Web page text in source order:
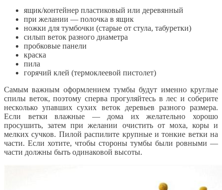
ящик/контейнер пластиковый или деревянный
при желании — полочка в ящик
ножки для тумбочки (старые от стула, табуретки)
силып веток разного диаметра
пробковые панели
краска
пила
горячий клей (термоклеевой пистолет)
Самым важным оформлением тумбы будут именно круглые
спилы веток, поэтому сперва прогуляйтесь в лес и соберите
несколько упавших сухих веток деревьев разного размера.
Если ветки влажные — дома их желательно хорошо
просушить, затем при желании очистить от моха, коры и
мелких сучков. Пилой распилите крупные и тонкие ветки на
части. Если хотите, чтобы стороны тумбы были ровными —
части должны быть одинаковой высоты.